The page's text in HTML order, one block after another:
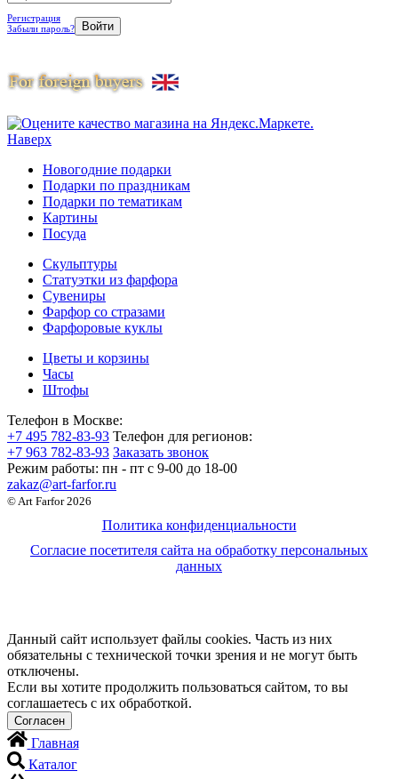
Регистрация
Забыли пароль?
Наверх
Новогодние подарки
Подарки по праздникам
Подарки по тематикам
Картины
Посуда
Скульптуры
Статуэтки из фарфора
Сувениры
Фарфор со стразами
Фарфоровые куклы
Цветы и корзины
Часы
Штофы
Телефон в Москве:
+7 495 782-83-93 Телефон для регионов:
+7 963 782-83-93 Заказать звонок
Режим работы: пн - пт c 9-00 до 18-00
zakaz@art-farfor.ru
© Art Farfor 2026
Политика конфиденциальности
Согласие посетителя сайта на обработку персональных
данных
Данный сайт использует файлы cookies. Часть из них
обязательны с технической точки зрения и не могут быть
отключены.
Если вы хотите продолжить пользоваться сайтом, то вы
соглашаетесь с их обработкой.
Главная
Каталог